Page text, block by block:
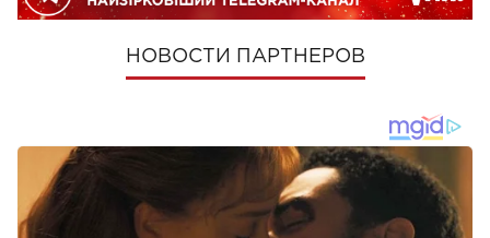
НОВОСТИ ПАРТНЕРОВ